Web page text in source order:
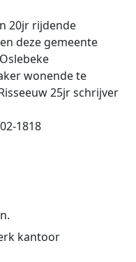
20jr rijdende
deze gemeente
wonende te
25jr schrijver
1818
kantoor